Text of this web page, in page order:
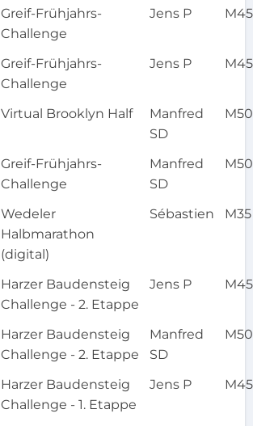
Greif-Frühjahrs-
Challenge
Jens P M45
Greif-Frühjahrs-
Challenge
Jens P M45
Virtual Brooklyn Half
Manfred
SD
M50
Greif-Frühjahrs-
Challenge
Manfred
SD
M50
Wedeler
Halbmarathon
(digital)
Sébastien M35
Harzer Baudensteig
Challenge - 2. Etappe
Jens P M45
Harzer Baudensteig
Challenge - 2. Etappe
Manfred
SD
M50
Harzer Baudensteig
Challenge - 1. Etappe
Jens P M45